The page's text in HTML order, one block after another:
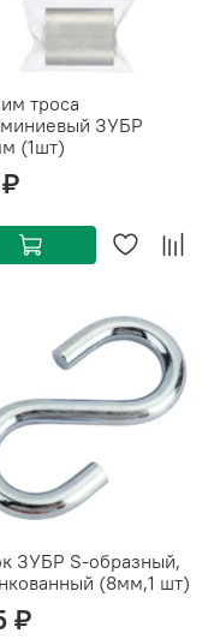
троса
ЗУБР
(1шт)
ЗУБР S-образный,
(8мм,1 шт)
₽